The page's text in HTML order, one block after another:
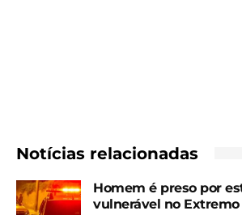
Notícias relacionadas
Homem é preso por
vulnerável no Extremo